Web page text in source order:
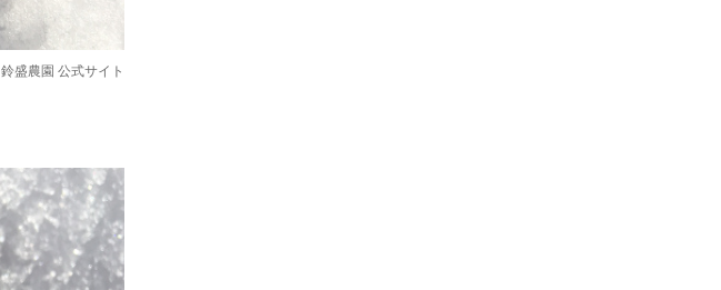
鈴盛農園 公式サイト